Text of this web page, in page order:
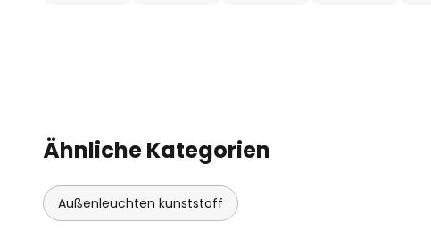
Ähnliche Kategorien
Außenleuchten kunststoff